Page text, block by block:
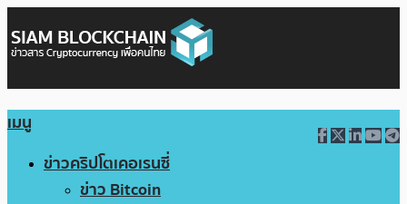
เมนู
ข่าวคริปโตเคอเรนซี่
ข่าว Bitcoin